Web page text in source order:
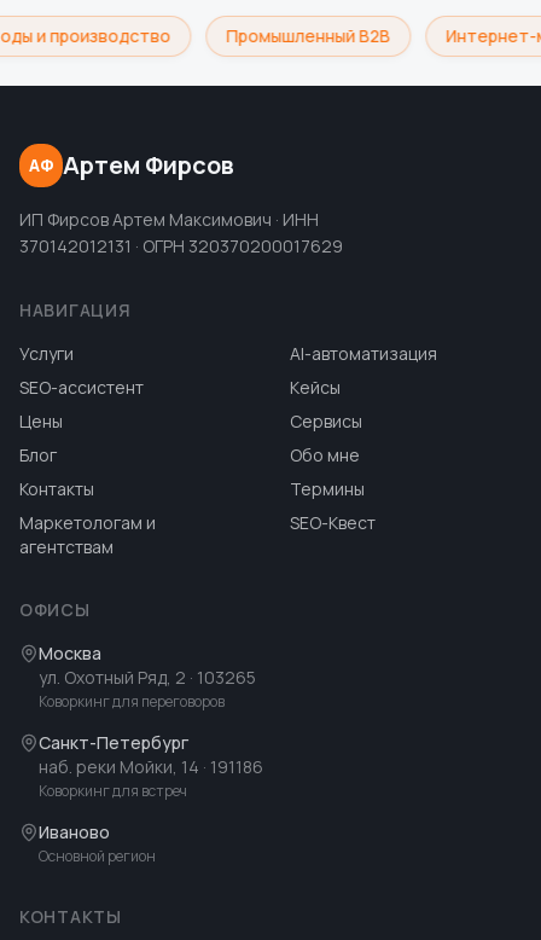
и производство Промышленный B2B Интернет-
АФ Артем Фирсов
ИП Фирсов Артем Максимович · ИНН
370142012131 · ОГРН 320370200017629
НАВИГАЦИЯ
Услуги
AI-автоматизация
SEO-ассистент
Кейсы
Цены
Сервисы
Блог
Обо мне
Контакты
Термины
Маркетологам и
агентствам
SEO-Квест
ОФИСЫ
Москва
ул. Охотный Ряд, 2 · 103265
Коворкинг для переговоров
Санкт-Петербург
наб. реки Мойки, 14 · 191186
Коворкинг для встреч
Иваново
Основной регион
КОНТАКТЫ